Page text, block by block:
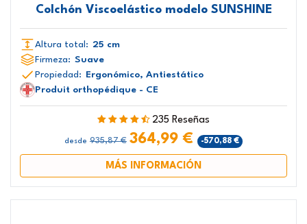
Colchón Viscoelástico modelo SUNSHINE
Altura total: 25 cm
Firmeza: Suave
Propiedad: Ergonómico, Antiestático
Produit orthopédique - CE
235 Reseñas
desde 935,87 € 364,99 € -570,88 €
MÁS INFORMACIÓN